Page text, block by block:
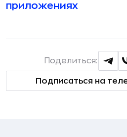
приложениях
Подписаться на
Поделиться: